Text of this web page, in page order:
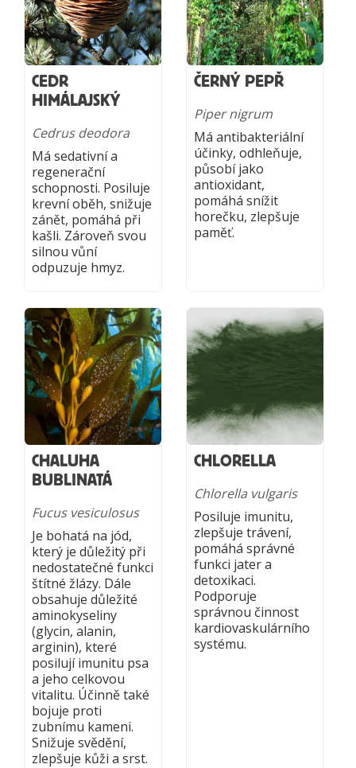
CEDR
HIMÁLAJSKÝ
Cedrus deodora
Má sedativní a
regenerační
schopnosti. Posiluje
krevní oběh, snižuje
zánět, pomáhá při
kašli. Zároveň svou
silnou vůní
odpuzuje hmyz.
ČERNÝ PEPŘ
Piper nigrum
Má antibakteriální
účinky, odhleňuje,
působí jako
antioxidant,
pomáhá snížit
horečku, zlepšuje
paměť.
CHALUHA
BUBLINATÁ
Fucus vesiculosus
Je bohatá na jód,
který je důležitý při
nedostatečné funkci
štítné žlázy. Dále
obsahuje důležité
aminokyseliny
(glycin, alanin,
arginin), které
posilují imunitu psa
a jeho celkovou
vitalitu. Účinně také
bojuje proti
zubnímu kameni.
Snižuje svědění,
zlepšuje kůži a srst.
CHLORELLA
Chlorella vulgaris
Posiluje imunitu,
zlepšuje trávení,
pomáhá správné
funkci jater a
detoxikaci.
Podporuje
správnou činnost
kardiovaskulárního
systému.